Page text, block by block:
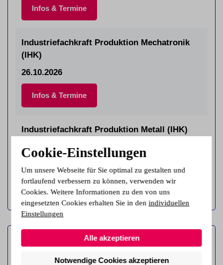
Infos & Termine
Industriefachkraft Produktion Mechatronik
(IHK)
26.10.2026
Infos & Termine
Industriefachkraft Produktion Metall (IHK)
26.10.2026
Infos & Termine
Cookie-Einstellungen
Um unsere Webseite für Sie optimal zu gestalten und
fortlaufend verbessern zu können, verwenden wir
Cookies. Weitere Informationen zu den von uns
eingesetzten Cookies erhalten Sie in denindividuellen
Einstellungen
Alle akzeptieren
Notwendige Cookies akzeptieren